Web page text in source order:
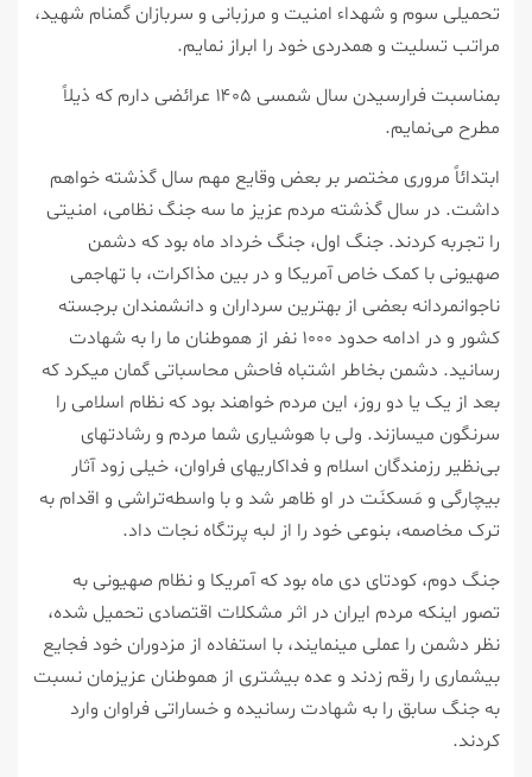
تحمیلی سوم و شهداء امنیت و مرزبانی و سربازان گمنام شهید،
مراتب تسلیت و همدردی خود را ابراز نمایم.
بمناسبت فرارسیدن سال شمسی ۱۴۰۵ عرائضی دارم که ذیلاً
مطرح می‌نمایم.
ابتدائاً مروری مختصر بر بعض وقایع مهم سال گذشته خواهم
داشت. در سال گذشته مردم عزیز ما سه جنگ نظامی، امنیتی
را تجربه کردند. جنگ اول، جنگ خرداد ماه بود که دشمن
صهیونی با کمک خاص آمریکا و در بین مذاکرات، با تهاجمی
ناجوانمردانه بعضی از بهترین سرداران و دانشمندان برجسته
کشور و در ادامه حدود ۱۰۰۰ نفر از هموطنان ما را به شهادت
رسانید. دشمن بخاطر اشتباه فاحش محاسباتی گمان میکرد که
بعد از یک یا دو روز، این مردم خواهند بود که نظام اسلامی را
سرنگون میسازند. ولی با هوشیاری شما مردم و رشادتهای
بی‌نظیر رزمندگان اسلام و فداکاریهای فراوان، خیلی زود آثار
بیچارگی و مَسکنَت در او ظاهر شد و با واسطه‌تراشی و اقدام به
ترک مخاصمه، بنوعی خود را از لبه پرتگاه نجات داد.
جنگ دوم، کودتای دی ماه بود که آمریکا و نظام صهیونی به
تصور اینکه مردم ایران در اثر مشکلات اقتصادی تحمیل شده،
نظر دشمن را عملی مینمایند، با استفاده از مزدوران خود فجایع
بیشماری را رقم زدند و عده بیشتری از هموطنان عزیزمان نسبت
به جنگ سابق را به شهادت رسانیده و خساراتی فراوان وارد
کردند.